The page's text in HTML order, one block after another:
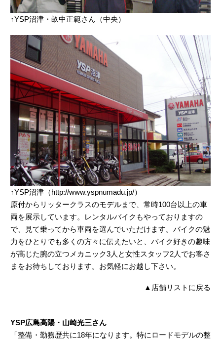
↑YSP沼津・畝中正範さん（中央）
↑YSP沼津（http://www.yspnumadu.jp/）
原付からリッタークラスのモデルまで、常時100台以上の車
両を展示しています。レンタルバイクもやっておりますの
で、見て乗ってから車両を選んでいただけます。バイクの魅
力をひとりでも多くの方々に伝えたいと、バイク好きの趣味
が高じた腕の立つメカニック3人と女性スタッフ2人でお客さ
まをお待ちしております。お気軽にお越し下さい。
▲ 店舗リストに戻る
YSP広島高陽・山崎光三さん
「整備・勤務歴共に18年になります。特にロードモデルの整